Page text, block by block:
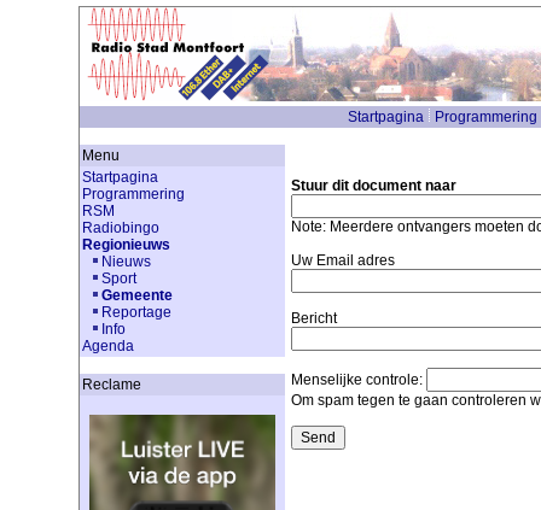
Startpagina Programmering
Menu
Startpagina
Programmering
RSM
Radiobingo
Regionieuws
Nieuws
Sport
Gemeente
Reportage
Info
Agenda
Reclame
Stuur dit document naar
Note: Meerdere ontvangers moeten
Uw Email adres
Bericht
Menselijke controle:
Om spam tegen te gaan controleren